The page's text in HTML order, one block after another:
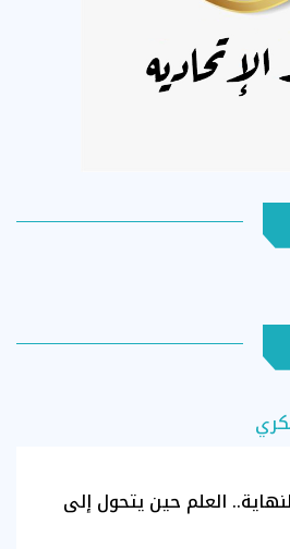
العلم حين يتحول إلى